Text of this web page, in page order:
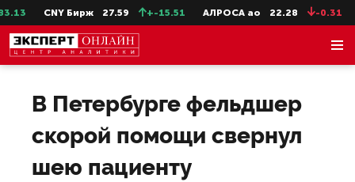
CNY Бирж 27.59 +-15.51 АЛРОСА ао 22.28 -0.31
В Петербурге фельдшер
скорой помощи свернул
шею пациенту